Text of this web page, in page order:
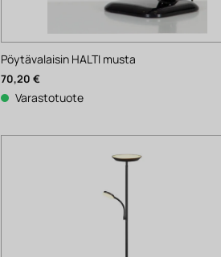
Pöytävalaisin HALTI musta
70,20€
Varastotuote